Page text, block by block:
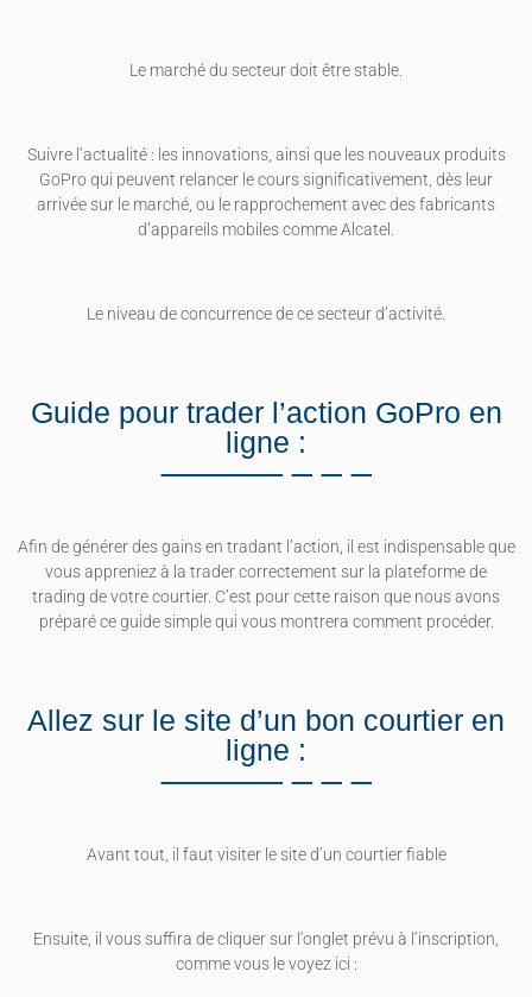
Le marché du secteur doit être stable.
Suivre l’actualité : les innovations, ainsi que les nouveaux produits
GoPro qui peuvent relancer le cours significativement, dès leur
arrivée sur le marché, ou le rapprochement avec des fabricants
d’appareils mobiles comme Alcatel.
Le niveau de concurrence de ce secteur d’activité.
Guide pour trader l’action GoPro en
ligne :
Afin de générer des gains en tradant l’action, il est indispensable que
vous appreniez à la trader correctement sur la plateforme de
trading de votre courtier. C’est pour cette raison que nous avons
préparé ce guide simple qui vous montrera comment procéder.
Allez sur le site d’un bon courtier en
ligne :
Avant tout, il faut visiter le site d’un courtier fiable
Ensuite, il vous suffira de cliquer sur l’onglet prévu à l’inscription,
comme vous le voyez ici :